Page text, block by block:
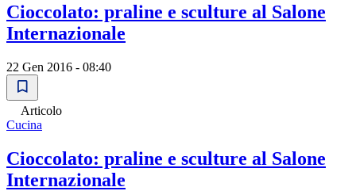
Cioccolato: praline e sculture al Salone
Internazionale
22 Gen 2016 - 08:40
Articolo
Cucina
Cioccolato: praline e sculture al Salone
Internazionale